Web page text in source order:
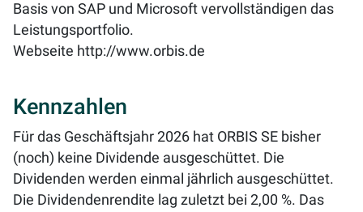
Basis von SAP und Microsoft vervollständigen das
Leistungsportfolio.
Webseite http://www.orbis.de
Kennzahlen
Für das Geschäftsjahr 2026 hat ORBIS SE bisher
(noch) keine Dividende ausgeschüttet. Die
Dividenden werden einmal jährlich ausgeschüttet.
Die Dividendenrendite lag zuletzt bei 2,00 %. Das